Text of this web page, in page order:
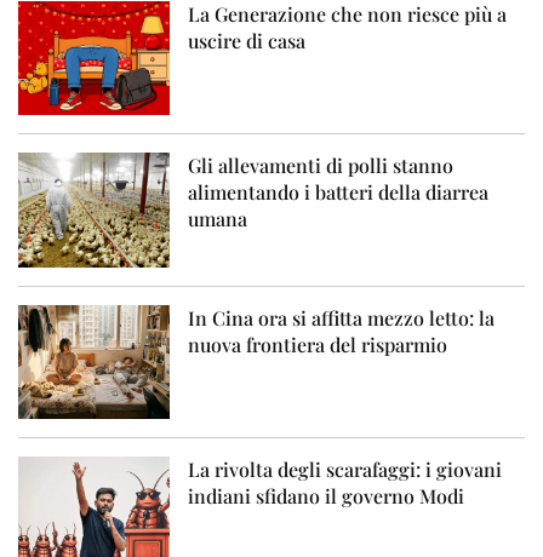
La Generazione che non riesce più a
uscire di casa
Gli allevamenti di polli stanno
alimentando i batteri della diarrea
umana
In Cina ora si affitta mezzo letto: la
nuova frontiera del risparmio
La rivolta degli scarafaggi: i giovani
indiani sfidano il governo Modi